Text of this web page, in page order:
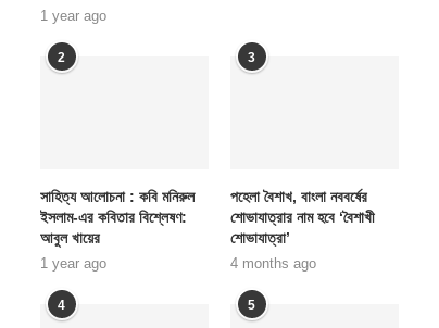
1 year ago
2
সাহিত্য আলোচনা : কবি মনিরুল
ইসলাম-এর কবিতার বিশ্লেষণ:
আবুল খায়ের
1 year ago
3
পহেলা বৈশাখ, বাংলা নববর্ষের
শোভাযাত্রার নাম হবে ‘বৈশাখী
শোভাযাত্রা’
4 months ago
4 5